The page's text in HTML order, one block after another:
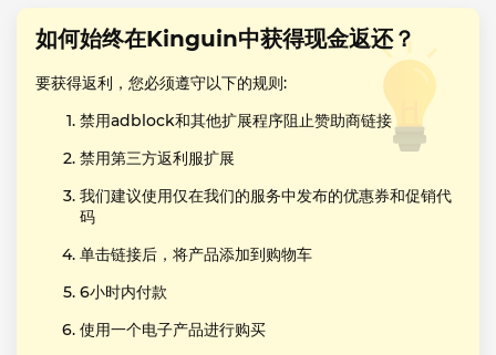
如何始终在Kinguin中获得现金返还？
要获得返利，您必须遵守以下的规则:
禁用adblock和其他扩展程序阻止赞助商链接
禁用第三方返利服扩展
我们建议使用仅在我们的服务中发布的优惠券和促销代
码
单击链接后，将产品添加到购物车
6小时内付款
使用一个电子产品进行购买